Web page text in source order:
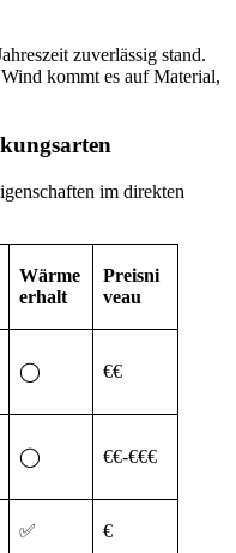
zuverlässig stand.
kommt es auf Material,
im direkten
Wärme
erhalt
Preisni
veau
◯ €€
◯ €€-€€€
✅ €